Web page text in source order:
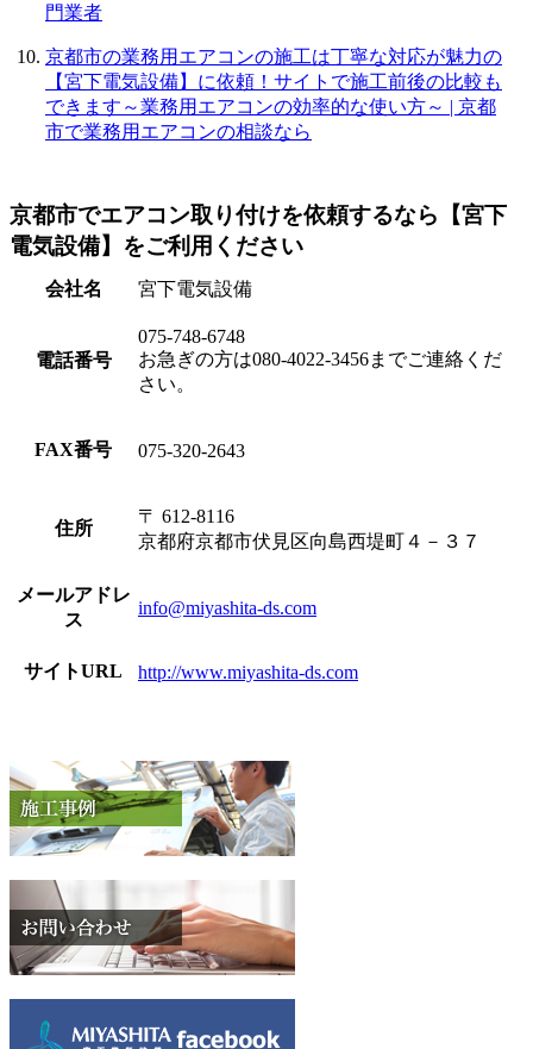
門業者
京都市の業務用エアコンの施工は丁寧な対応が魅力の
【宮下電気設備】に依頼！サイトで施工前後の比較も
できます～業務用エアコンの効率的な使い方～ | 京都
市で業務用エアコンの相談なら
京都市でエアコン取り付けを依頼するなら【宮下
電気設備】をご利用ください
会社名 宮下電気設備
電話番号
075-748-6748
お急ぎの方は080-4022-3456までご連絡くだ
さい。
FAX番号 075-320-2643
住所
〒 612-8116
京都府京都市伏見区向島西堤町４－３７
メールアドレ
ス
info@miyashita-ds.com
サイトURL http://www.miyashita-ds.com